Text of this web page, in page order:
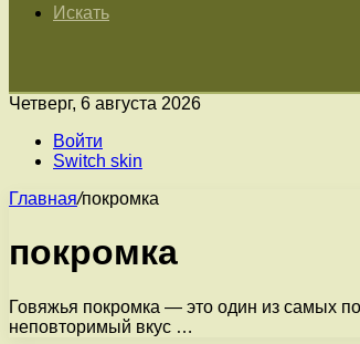
Искать
Четверг, 6 августа 2026
Войти
Switch skin
Главная/покромка
покромка
Говяжья покромка — это один из самых
неповторимый вкус …